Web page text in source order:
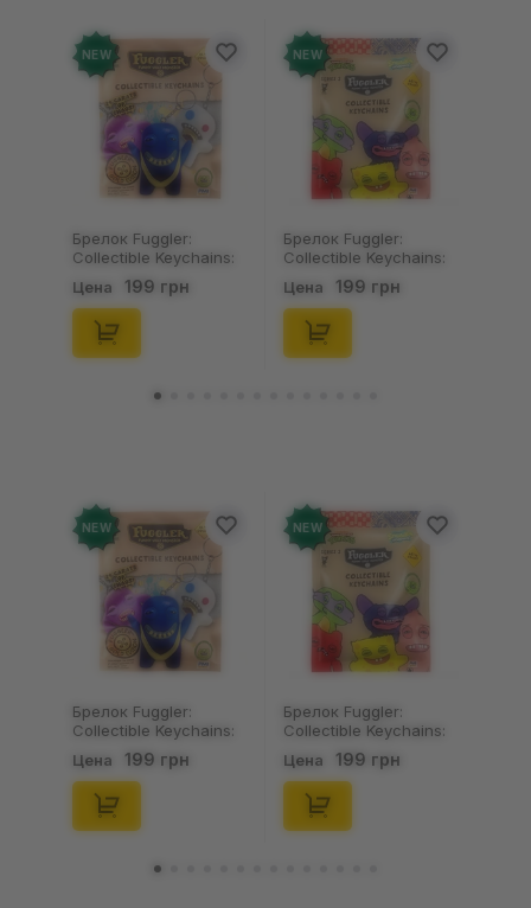
Добавьте отзыв и получите 50 грн на свой
счет
Оставить отзыв
NEW
Брелок Fuggler:
Collectible Keychains:
Gold Edition: Series 3
(Blind Box: 1 з 24),
(11550)
Цена 199 грн
NEW
Брелок Fuggler:
Collectible Keychains:
Series 2 (Blind Box: 1 з
46), (15475)
Цена 199 грн
NEW
Брелок Fuggler:
Collectible Keychains:
Gold Edition: Series 3
(Blind Box: 1 з 24),
(11550)
Цена 199 грн
NEW
Брелок Fuggler:
Collectible Keychains:
Series 2 (Blind Box: 1 з
46), (15475)
Цена 199 грн